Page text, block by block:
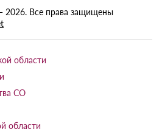
2026. Все права защищены
области
СО
области